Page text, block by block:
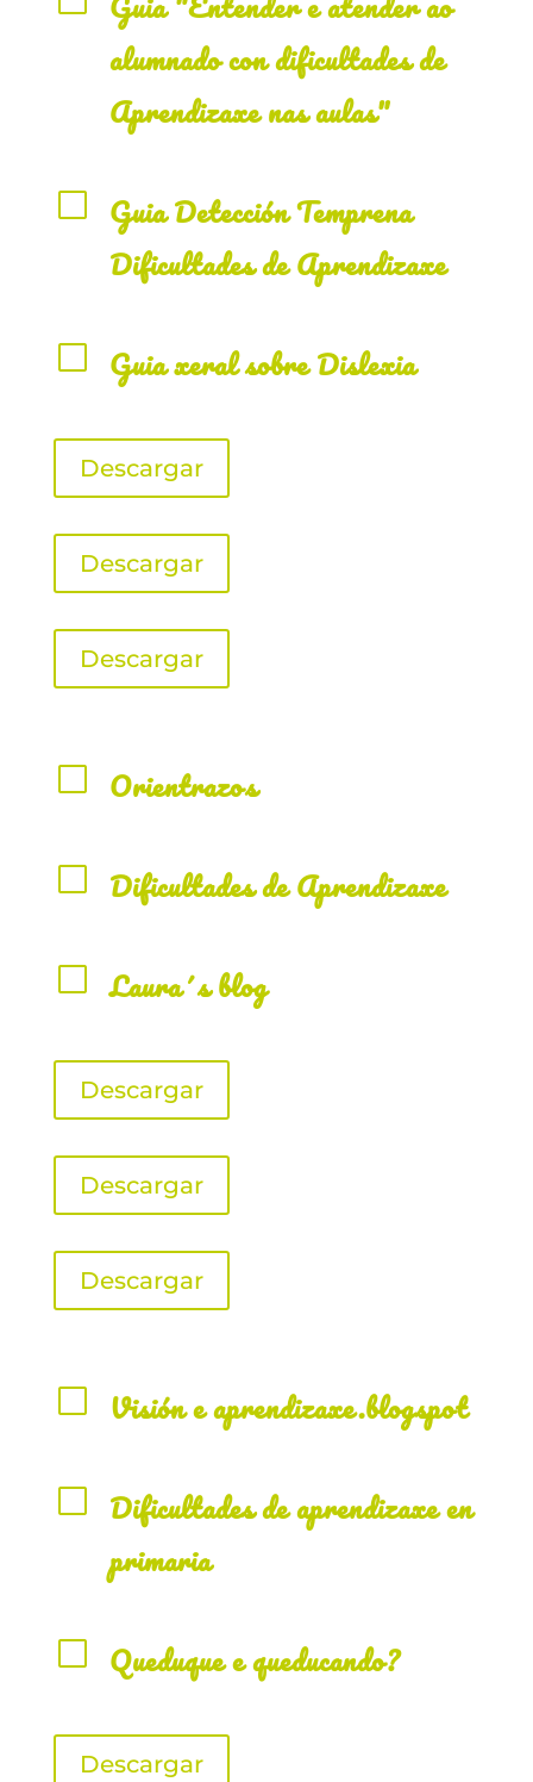
alumnado con dificultades de
Aprendizaxe nas aulas"
V
Guia Detección Temprena
Dificultades de Aprendizaxe
V Guia xeral sobre Dislexia
Descargar
Descargar
Descargar
V Orientrazos
V Dificultades de Aprendizaxe
V Laura´s blog
Descargar
Descargar
Descargar
V Visión e aprendizaxe.blogspot
V
Dificultades de aprendizaxe en
primaria
V Queduque e queducando?
Descargar